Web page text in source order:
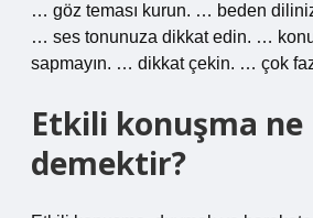
… göz teması kurun. … beden
… ses tonunuza dikkat edin. …
sapmayın. … dikkat çekin. … çok
Etkili konuşma ne
demektir?